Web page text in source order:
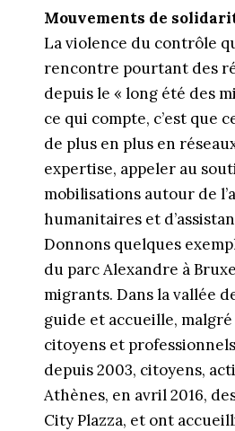
Mouvements de
La violence du contrôle
rencontre pourtant des
depuis le « long été des
ce qui compte, c’est que
de plus en plus en
expertise, appeler au
mobilisations autour de
humanitaires et
Donnons quelques
du parc Alexandre à
migrants. Dans la vallée
guide et accueille,
citoyens et
depuis 2003, citoyens,
Athènes, en avril 2016,
City Plazza, et ont